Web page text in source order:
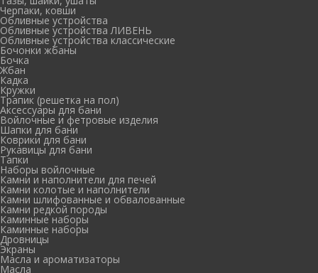
Черпаки, ковши
Обливные устройства
Обливные устройства ЛИВЕНЬ
Обливные устройства классические
Бочонки жбаны
Бочка
Жбан
Кадка
Кружки
Трапик (решетка на пол)
Аксессуары для бани
Войлочные и фетровые изделия
Шапки для бани
Коврики для бани
Рукавицы для бани
Тапки
Наборы войлочные
Камни и наполнители для печей
Камни колотые и наполнители
Камни шлифованные и обвалованные
Камни редкой породы
Каминные наборы
Каминные наборы
Дровницы
Экраны
Масла и ароматизаторы
Масла